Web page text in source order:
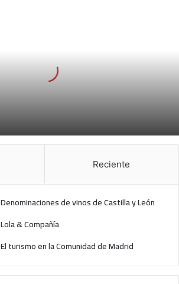
Reciente
Denominaciones de vinos de Castilla y León
Lola & Compañía
El turismo en la Comunidad de Madrid